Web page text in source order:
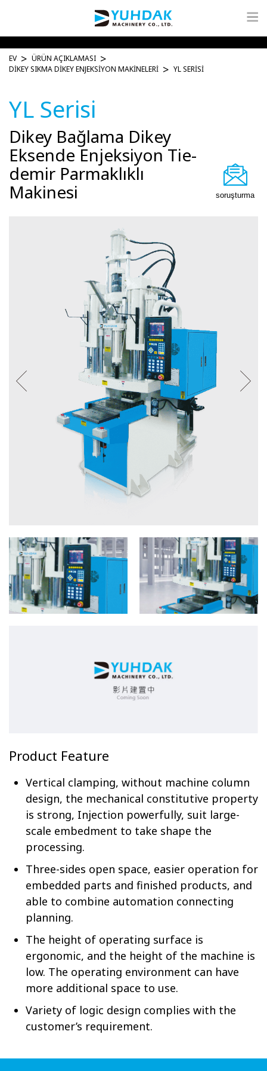
EV
ÜRÜN AÇIKLAMASI
DIKEY SIKMA DIKEY ENJEKSIYON MAKINELERI
YL SERISI
YL Serisi
Dikey Bağlama Dikey
Eksende Enjeksiyon Tie-
demir Parmaklıklı
Makinesi
soruşturma
Product Feature
Vertical clamping, without machine column
design, the mechanical constitutive property
is strong, Injection powerfully, suit large-
scale embedment to take shape the
processing.
Three-sides open space, easier operation for
embedded parts and finished products, and
able to combine automation connecting
planning.
The height of operating surface is
ergonomic, and the height of the machine is
low. The operating environment can have
more additional space to use.
Variety of logic design complies with the
customer’s requirement.